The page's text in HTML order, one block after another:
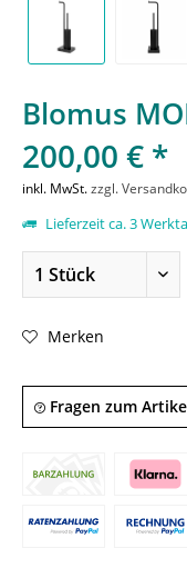
Blomus
200,00 € *
inkl. MwSt.zzgl.
Lieferzeit ca. 3
Merken
Fragen zum